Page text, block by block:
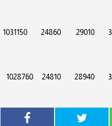
29010
24860
1031150
28940
24810
1028760